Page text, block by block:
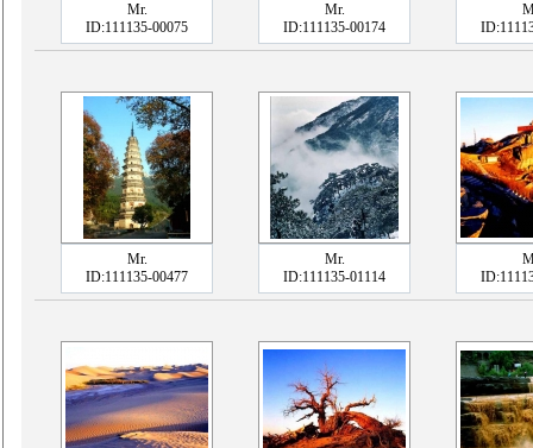
Mr.
ID:111135-00075
Mr.
ID:111135-00174
Mr.
ID:111135-00477
Mr.
ID:111135-01114